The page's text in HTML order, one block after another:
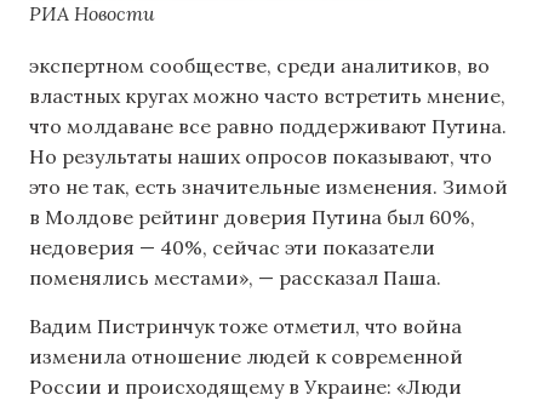
РИА Новости
экспертном сообществе, среди аналитиков, во
властных кругах можно часто встретить мнение,
что молдаване все равно поддерживают Путина.
Но результаты наших опросов показывают, что
это не так, есть значительные изменения. Зимой
в Молдове рейтинг доверия Путина был 60%,
недоверия — 40%, сейчас эти показатели
поменялись местами», — рассказал Паша.
Вадим Пистринчук тоже отметил, что война
изменила отношение людей к современной
России и происходящему в Украине: «Люди